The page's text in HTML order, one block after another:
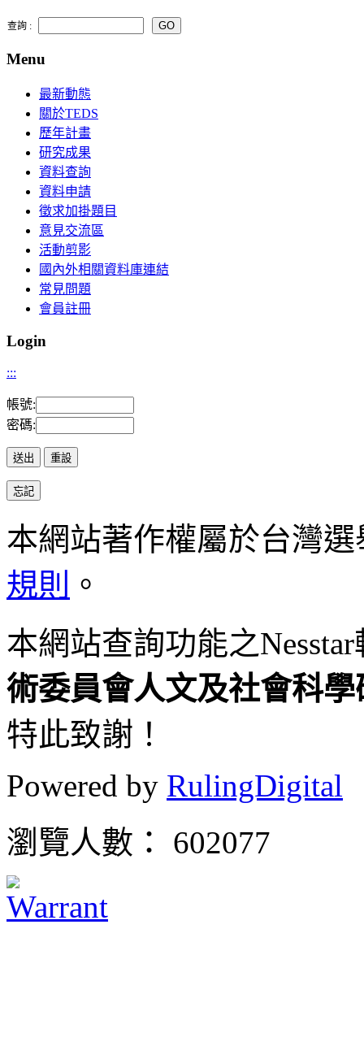
查詢 :
Menu
最新動態
關於TEDS
歷年計畫
研究成果
資料查詢
資料申請
徵求加掛題目
意見交流區
活動剪影
國內外相關資料庫連結
常見問題
會員註冊
Login
:::
帳號:
密碼:
本網站著作權屬於台灣
規則
。
本網站查詢功能之Nesstar
術委員會人文及社會科
特此致謝！
Powered by RulingDigital
瀏覽人數： 602077